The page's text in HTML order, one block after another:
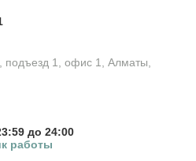
1, офис 1, Алматы,
до 24:00
работы